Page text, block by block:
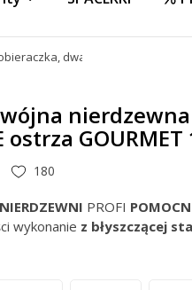
dwa PIŁKOWE ostrza
ostrza
180
PROFI
wykonanie z błyszczącej